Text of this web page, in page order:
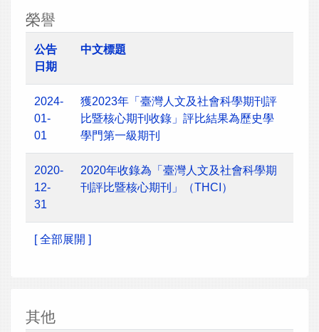
榮譽
公告
日期
中文標題
2024-
01-
01
獲2023年「臺灣人文及社會科學期刊評
比暨核心期刊收錄」評比結果為歷史學
學門第一級期刊
2020-
12-
31
2020年收錄為「臺灣人文及社會科學期
刊評比暨核心期刊」（THCI）
[ 全部展開 ]
其他